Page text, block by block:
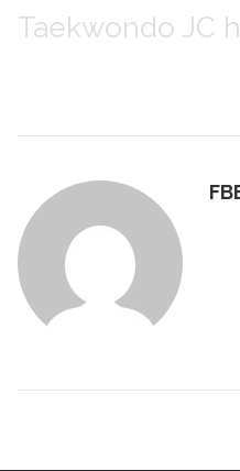
Taekwondo JC